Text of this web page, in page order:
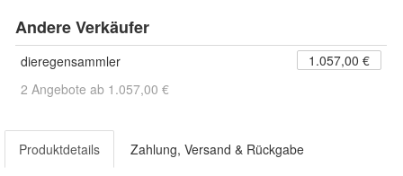
Andere Verkäufer
dieregensammler
1.057,00 €
2 Angebote ab 1.057,00 €
Produktdetails Zahlung, Versand & Rückgabe